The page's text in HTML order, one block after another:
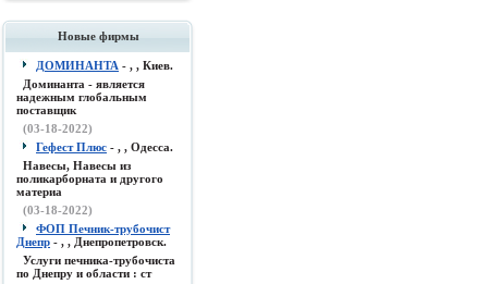
Новые фирмы
ДОМИНАНТА - , , Киев.
Доминанта - является
надежным глобальным
поставщик
(03-18-2022)
Гефест Плюс - , , Одесса.
Навесы, Навесы из
поликарборната и другого
материа
(03-18-2022)
ФОП Печник-трубочист
Днепр - , , Днепропетровск.
Услуги печника-трубочиста
по Днепру и области : ст